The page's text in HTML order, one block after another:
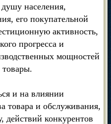
населения,
его покупательной
активность,
прогресса и
мощностей
товары.
и на влиянии
товара и обслуживания,
действий конкурентов